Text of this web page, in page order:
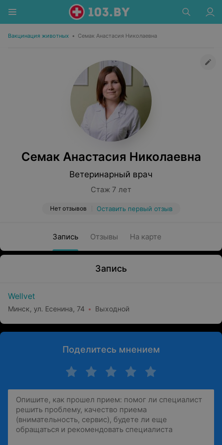
Вакцинация животных • Семак Анастасия Николаевна
Семак Анастасия Николаевна
Ветеринарный врач
Стаж 7 лет
Нет отзывов Оставить первый отзыв
Запись Отзывы На карте
Запись
Wellvet
Минск, ул. Есенина, 74 Выходной
Поделитесь мнением